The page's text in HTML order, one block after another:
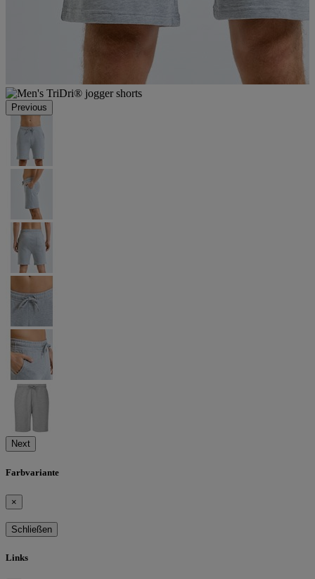
Previous
Next
Farbvariante
×
Schließen
Links